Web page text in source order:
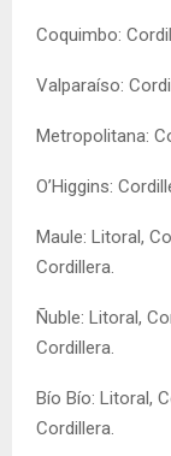
Coquimbo:
Valparaíso:
Metropolitana:
O’Higgins:
Maule: Litoral,
Cordillera.
Ñuble: Litoral,
Cordillera.
Bío Bío: Litoral,
Cordillera.